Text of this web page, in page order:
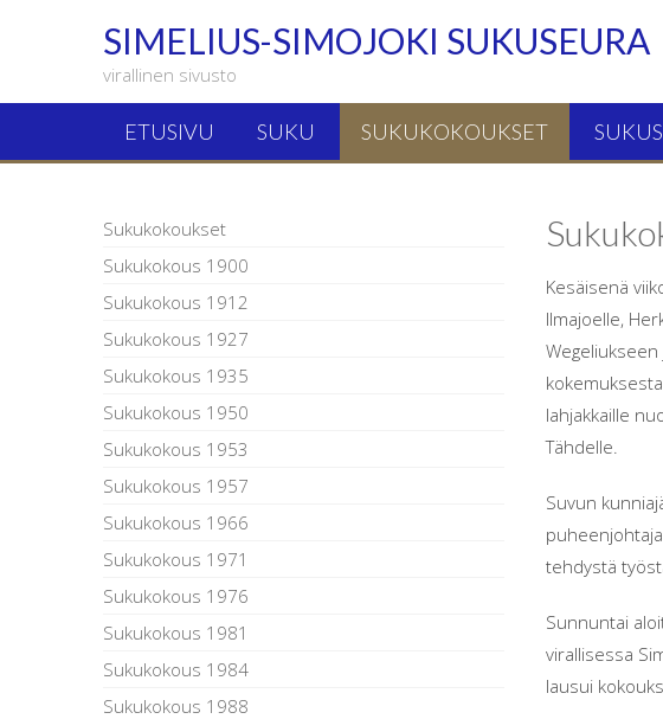
SIMELIUS-SIMOJOKI SUKUSEURA
virallinen sivusto
ETUSIVU SUKU SUKUKOKOUKSET
Kesäisenä
Ilmajoelle,
lahjakkaille
Tähdelle.
Suvun
tehdystä
Sunnuntai
virallisessa
lausui
Sukukokoukset
Sukukokous 1900
Sukukokous 1912
Sukukokous 1927
Sukukokous 1935
Sukukokous 1950
Sukukokous 1953
Sukukokous 1957
Sukukokous 1966
Sukukokous 1971
Sukukokous 1976
Sukukokous 1981
Sukukokous 1984
Sukukokous 1988